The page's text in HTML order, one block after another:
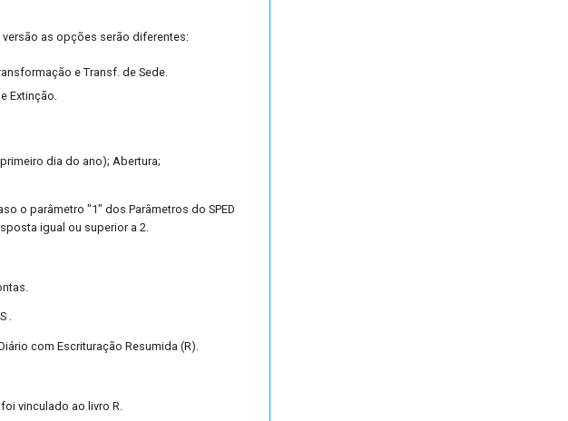
as opções serão diferentes:
e Transf. de Sede.
Extinção.
dia do ano); Abertura;
o parâmetro "1" dos Parâmetros do SPED
igual ou superior a 2.
.
com Escrituração Resumida (R).
vinculado ao livro R.